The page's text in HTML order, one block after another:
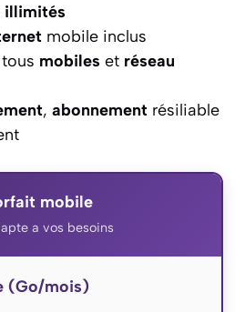
illimités
mobile inclus
mobiles et réseau
, abonnement résiliable
mobile
a vos besoins
(Go/mois)